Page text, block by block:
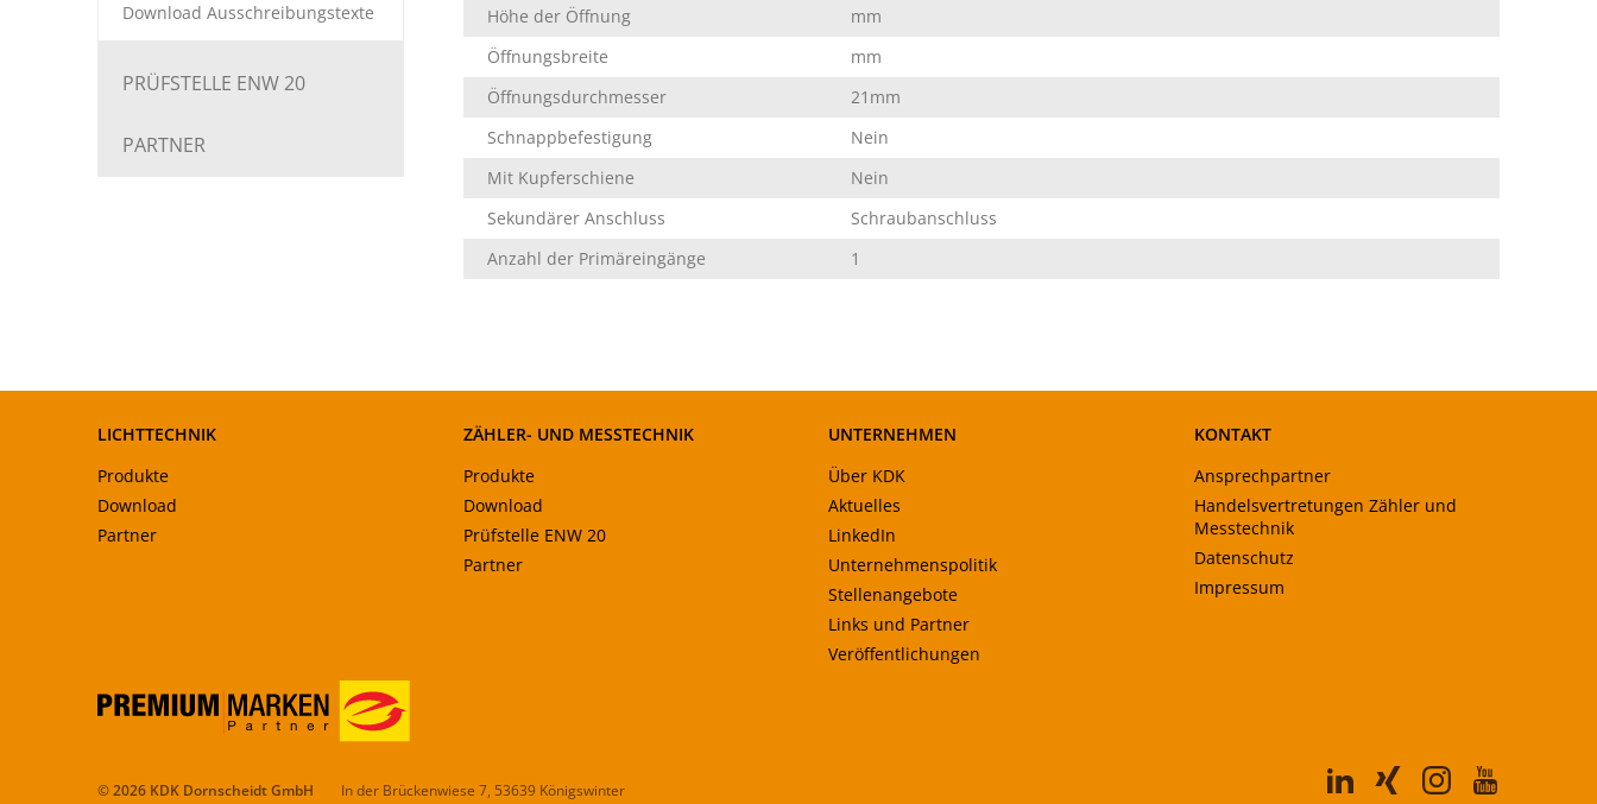
Download Ausschreibungstexte
PRÜFSTELLE ENW 20
PARTNER
Höhe der Öffnung
mm
Öffnungsbreite
mm
Öffnungsdurchmesser
21mm
Schnappbefestigung
Nein
Mit Kupferschiene
Nein
Sekundärer Anschluss
Schraubanschluss
Anzahl der Primäreingänge
1
LICHTTECHNIK
Produkte
Download
Partner
ZÄHLER- UND MESSTECHNIK
Produkte
Download
Prüfstelle ENW 20
Partner
UNTERNEHMEN
Über KDK
Aktuelles
LinkedIn
Unternehmenspolitik
Stellenangebote
Links und Partner
Veröffentlichungen
KONTAKT
Ansprechpartner
Handelsvertretungen Zähler und
Messtechnik
Datenschutz
Impressum
© 2026 KDK Dornscheidt GmbH In der Brückenwiese 7, 53639 Königswinter